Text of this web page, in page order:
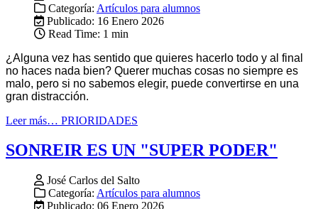
Categoría: Artículos para alumnos
Publicado: 16 Enero 2026
Read Time: 1 min
¿Alguna vez has sentido que quieres hacerlo todo y al final
no haces nada bien? Querer muchas cosas no siempre es
malo, pero si no sabemos elegir, puede convertirse en una
gran distracción.
Leer más… PRIORIDADES
SONREIR ES UN "SUPER PODER"
José Carlos del Salto
Categoría: Artículos para alumnos
Publicado: 06 Enero 2026